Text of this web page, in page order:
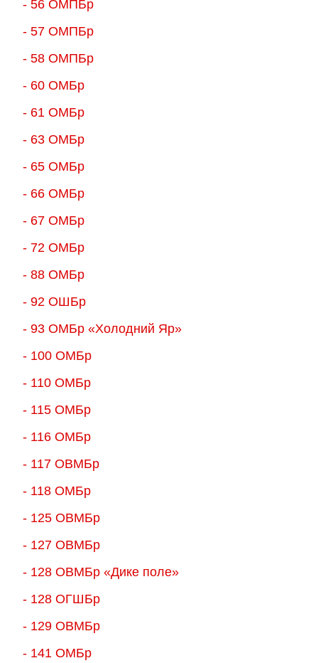
- 56 ОМПБр
- 57 ОМПБр
- 58 ОМПБр
- 60 ОМБр
- 61 ОМБр
- 63 ОМБр
- 65 ОМБр
- 66 ОМБр
- 67 ОМБр
- 72 ОМБр
- 88 ОМБр
- 92 ОШБр
- 93 ОМБр «Холодний Яр»
- 100 ОМБр
- 110 ОМБр
- 115 ОМБр
- 116 ОМБр
- 117 ОВМБр
- 118 ОМБр
- 125 ОВМБр
- 127 ОВМБр
- 128 ОВМБр «Дике поле»
- 128 ОГШБр
- 129 ОВМБр
- 141 ОМБр